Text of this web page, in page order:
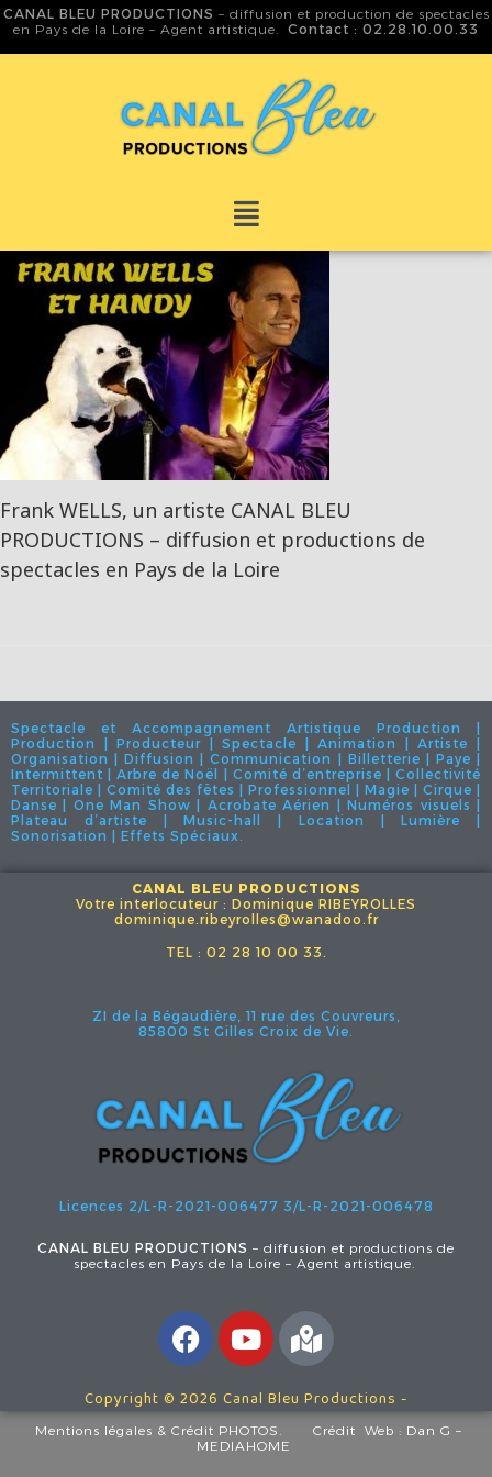
CANAL BLEU PRODUCTIONS – diffusion et production de spectacles
en Pays de la Loire – Agent artistique. Contact : 02.28.10.00.33
Frank WELLS, un artiste CANAL BLEU
PRODUCTIONS – diffusion et productions de
spectacles en Pays de la Loire
Spectacle et Accompagnement Artistique Production |
Production | Producteur | Spectacle | Animation | Artiste |
Organisation | Diffusion | Communication | Billetterie | Paye |
Intermittent | Arbre de Noël | Comité d’entreprise | Collectivité
Territoriale | Comité des fêtes | Professionnel | Magie | Cirque |
Danse | One Man Show | Acrobate Aérien | Numéros visuels |
Plateau d’artiste | Music-hall | Location | Lumière |
Sonorisation | Effets Spéciaux.
CANAL BLEU PRODUCTIONS
Votre interlocuteur : Dominique RIBEYROLLES
dominique.ribeyrolles@wanadoo.fr
TEL : 02 28 10 00 33.
ZI de la Bégaudière, 11 rue des Couvreurs,
85800 St Gilles Croix de Vie.
Licences 2/L-R-2021-006477 3/L-R-2021-006478
CANAL BLEU PRODUCTIONS – diffusion et productions de
spectacles en Pays de la Loire – Agent artistique.
Copyright © 2026 Canal Bleu Productions -
Mentions légales & Crédit PHOTOS. Crédit Web : Dan G –
MEDIAHOME